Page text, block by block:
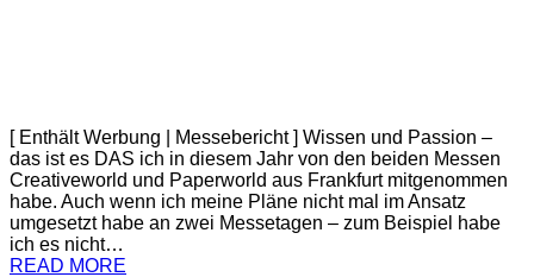
[ Enthält Werbung | Messebericht ] Wissen und Passion –
das ist es DAS ich in diesem Jahr von den beiden Messen
Creativeworld und Paperworld aus Frankfurt mitgenommen
habe. Auch wenn ich meine Pläne nicht mal im Ansatz
umgesetzt habe an zwei Messetagen – zum Beispiel habe
ich es nicht…
READ MORE